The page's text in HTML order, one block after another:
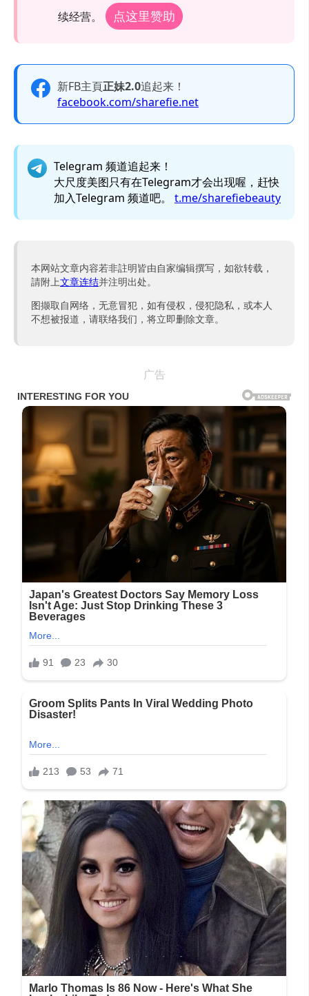
续经营。
点这里赞助
新FB主頁正妹2.0追起来！
facebook.com/sharefie.net
Telegram 频道追起来！
大尺度美图只有在Telegram才会出现喔，赶快
加入Telegram 频道吧。 t.me/sharefiebeauty
本网站文章内容若非註明皆由自家编辑撰写，如欲转载，
請附上文章连结并注明出处。
图撷取自网络，无意冒犯，如有侵权，侵犯隐私，或本人
不想被报道，请联络我们，将立即删除文章。
广告